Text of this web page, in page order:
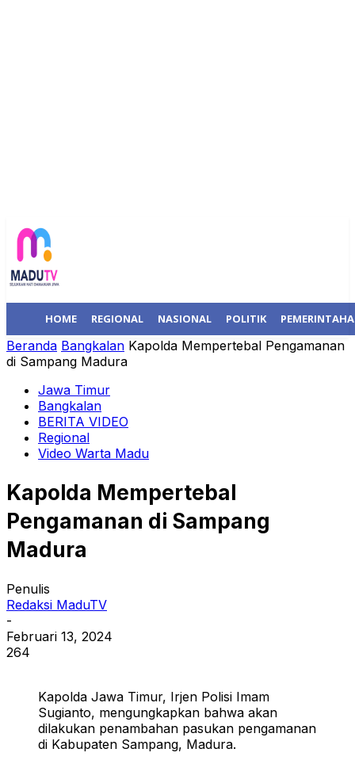
HOME REGIONAL NASIONAL POLITIK
Beranda Bangkalan Kapolda Mempertebal Pengamanan
di Sampang Madura
Jawa Timur
Bangkalan
BERITA VIDEO
Regional
Video Warta Madu
Kapolda Mempertebal
Pengamanan di Sampang
Madura
Penulis
Redaksi MaduTV
-
Februari 13, 2024
264
Kapolda Jawa Timur, Irjen Polisi Imam
Sugianto, mengungkapkan bahwa akan
dilakukan penambahan pasukan pengamanan
di Kabupaten Sampang, Madura.